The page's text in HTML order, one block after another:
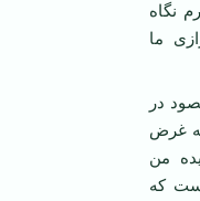
نگاه
ما
در
غرض
من
که